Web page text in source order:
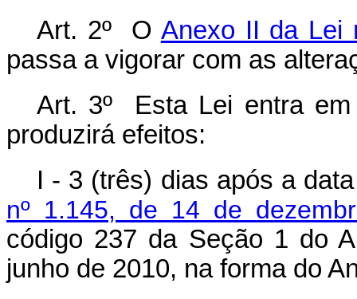
Art. 2º O Anexo II da Lei
passa a vigorar com as
Art. 3º Esta Lei entra
produzirá efeitos:
I - 3 (três) dias após a
nº 1.145, de 14 de
código 237 da Seção 1 do
junho de 2010, na forma do